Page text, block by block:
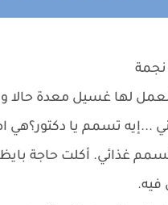
نجمة
لها غسيل معدة
...إيه تسمم يا دكتور؟هي
غذائي. أكلت حاجة
فيه.